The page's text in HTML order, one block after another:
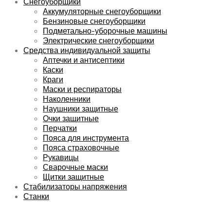
Аккумуляторные снегоуборщики
Бензиновые снегоуборщики
Подметально-уборочные машины
Электрические снегоуборщики
Средства индивидуальной защиты
Аптечки и антисептики
Каски
Краги
Маски и респираторы
Наколенники
Наушники защитные
Очки защитные
Перчатки
Пояса для инструмента
Пояса страховочные
Рукавицы
Сварочные маски
Щитки защитные
Стабилизаторы напряжения
Станки